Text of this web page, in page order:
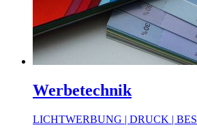
Werbetechnik
LICHTWERBUNG | DRUCK |